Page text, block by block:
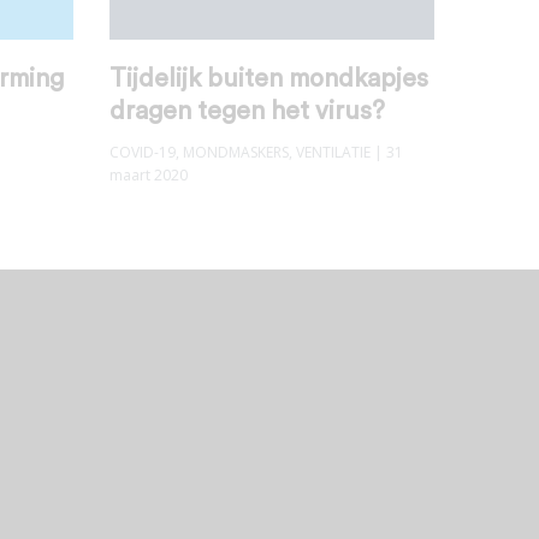
Tijdelijk buiten mondkapjes
dragen tegen het virus?
COVID-19, MONDMASKERS, VENTILATIE | 31
maart 2020